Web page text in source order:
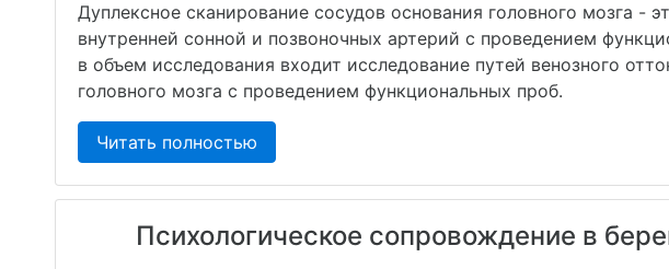
Дуплексное сканирование сосудов основания головного мозга -
внутренней сонной и позвоночных артерий с проведением
в объем исследования входит исследование путей венозного
головного мозга с проведением функциональных проб.
Читать полностью
Психологическое сопровождение в